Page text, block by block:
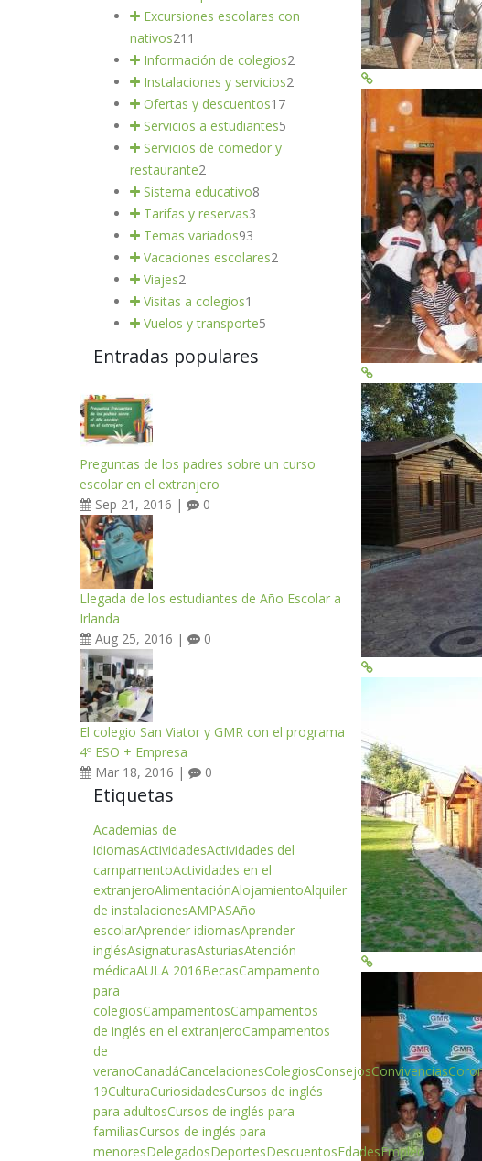
Excursiones escolares con
nativos211
Información de colegios2
Instalaciones y servicios2
Ofertas y descuentos17
Servicios a estudiantes5
Servicios de comedor y
restaurante2
Sistema educativo8
Tarifas y reservas3
Temas variados93
Vacaciones escolares2
Viajes2
Visitas a colegios1
Vuelos y transporte5
Entradas populares
Preguntas de los padres sobre un curso
escolar en el extranjero
Sep 21, 2016 |
0
Llegada de los estudiantes de Año Escolar a
Irlanda
Aug 25, 2016 |
0
El colegio San Viator y GMR con el programa
4º ESO + Empresa
Mar 18, 2016 |
0
Etiquetas
Academias de
idiomasActividadesActividades del
campamentoActividades en el
extranjeroAlimentaciónAlojamientoAlquiler
de instalacionesAMPASAño
escolarAprender idiomasAprender
inglésAsignaturasAsturiasAtención
médicaAULA 2016BecasCampamento
para
colegiosCampamentosCampamentos
de inglés en el extranjeroCampamentos
de
veranoCanadáCancelacionesColegiosConsejosConvivencias
19CulturaCuriosidadesCursos de inglés
para adultosCursos de inglés para
familiasCursos de inglés para
menoresDelegadosDeportesDescuentosEdadesEmpleo